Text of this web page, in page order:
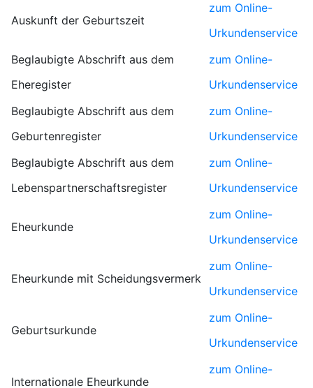
Auskunft der Geburtszeit
zum Online-
Urkundenservice
Beglaubigte Abschrift aus dem
Eheregister
zum Online-
Urkundenservice
Beglaubigte Abschrift aus dem
Geburtenregister
zum Online-
Urkundenservice
Beglaubigte Abschrift aus dem
Lebenspartnerschaftsregister
zum Online-
Urkundenservice
Eheurkunde
zum Online-
Urkundenservice
Eheurkunde mit Scheidungsvermerk
zum Online-
Urkundenservice
Geburtsurkunde
zum Online-
Urkundenservice
Internationale Eheurkunde
zum Online-